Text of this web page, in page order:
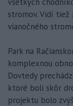
stromov. Vidí tiež
vianočného
Park na
komplexnou
Dovtedy
ktoré boli skôr
projektu bolo